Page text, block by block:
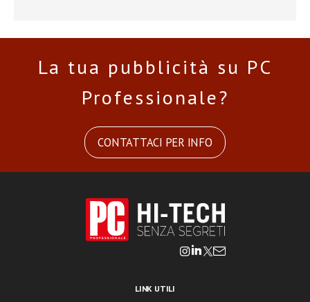
La tua pubblicità su PC
Professionale?
CONTATTACI PER INFO
LINK UTILI